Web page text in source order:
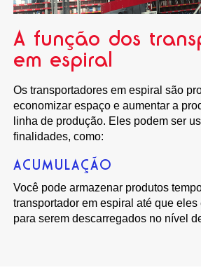
A função dos
em espiral
Os transportadores em espiral são
economizar espaço e aumentar a
linha de produção. Eles podem ser
finalidades, como:
ACUMULAÇÃO
Você pode armazenar produtos
transportador em espiral até que
para serem descarregados no nível